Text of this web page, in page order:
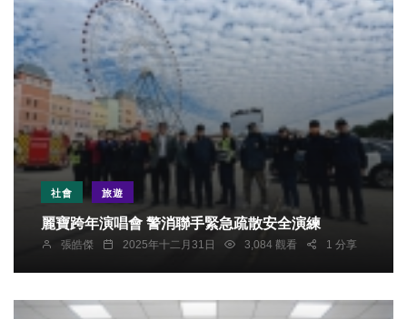
社會 旅遊
麗寶跨年演唱會 警消聯手緊急疏散安全演練
張皓傑 2025年十二月31日 3,084 觀看 1 分享